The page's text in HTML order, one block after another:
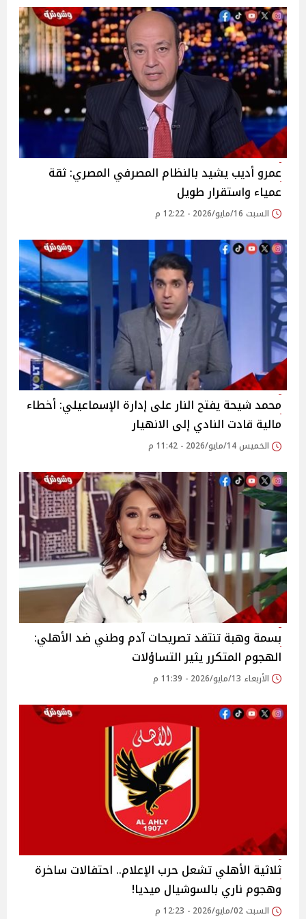
عمرو أديب يشيد بالنظام المصرفي المصري: ثقة
عمياء واستقرار طويل
السبت 16/مايو/2026 - 12:22 م
محمد شيحة يفتح النار على إدارة الإسماعيلي: أخطاء
مالية قادت النادي إلى الانهيار
الخميس 14/مايو/2026 - 11:42 م
بسمة وهبة تنتقد تصريحات آدم وطني ضد الأهلي:
الهجوم المتكرر يثير التساؤلات
الأربعاء 13/مايو/2026 - 11:39 م
ثلاثية الأهلي تشعل حرب الإعلام.. احتفالات ساخرة
وهجوم ناري بالسوشيال ميديا!
السبت 02/مايو/2026 - 12:23 م